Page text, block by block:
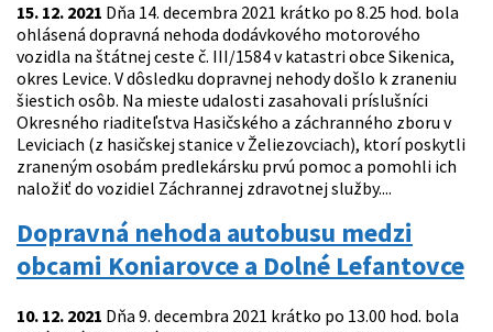
15. 12. 2021 Dňa 14. decembra 2021 krátko po 8.25 hod. bola
ohlásená dopravná nehoda dodávkového motorového
vozidla na štátnej ceste č. III/1584 v katastri obce Sikenica,
okres Levice. V dôsledku dopravnej nehody došlo k zraneniu
šiestich osôb. Na mieste udalosti zasahovali príslušníci
Okresného riaditeľstva Hasičského a záchranného zboru v
Leviciach (z hasičskej stanice v Želiezovciach), ktorí poskytli
zraneným osobám predlekársku prvú pomoc a pomohli ich
naložiť do vozidiel Záchrannej zdravotnej služby....
Dopravná nehoda autobusu medzi
obcami Koniarovce a Dolné Lefantovce
10. 12. 2021 Dňa 9. decembra 2021 krátko po 13.00 hod. bola